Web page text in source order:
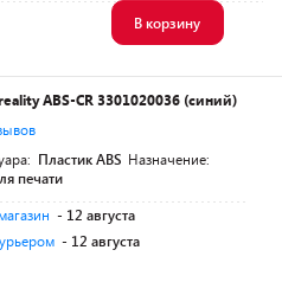
В корзину
ABS-CR 3301020036 (синий)
Пластик ABS Назначение:
печати
- 12 августа
- 12 августа